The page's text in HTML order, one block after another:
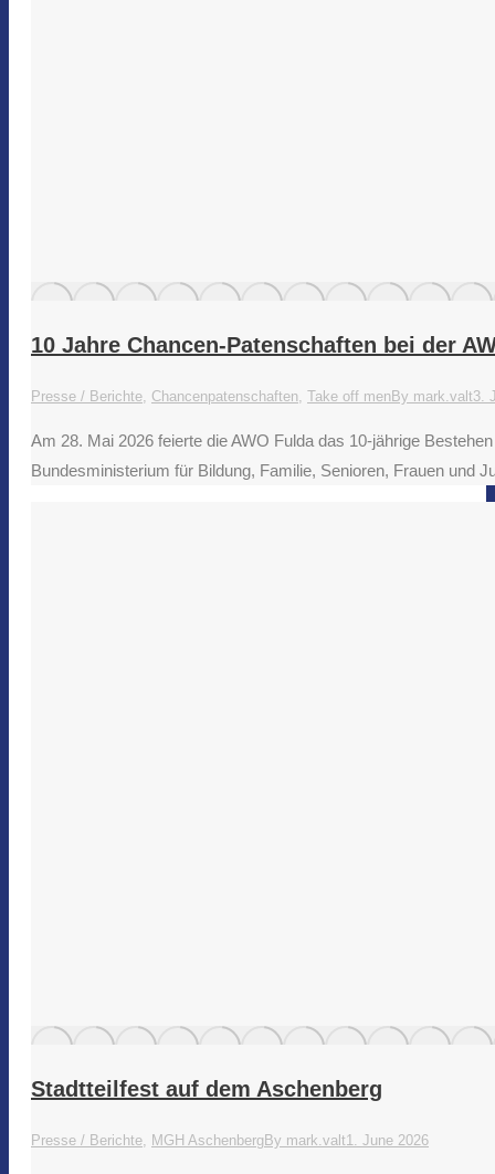
10 Jahre Chancen-Patenschaften bei der
Presse / Berichte, Chancenpatenschaften, Take off menBy mark.valt3.
Am 28. Mai 2026 feierte die AWO Fulda das 10-jährige
Bundesministerium für Bildung, Familie, Senioren, Frauen und
Stadtteilfest auf dem Aschenberg
Presse / Berichte, MGH Aschenberg By mark.valt1. June 2026